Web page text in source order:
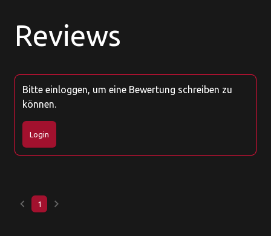
Reviews
Bitte einloggen, um eine Bewertung schreiben zu
können.
Login
keyboard_arrow_left 1 keyboard_arrow_right